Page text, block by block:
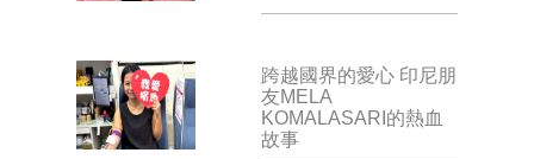
跨越國界的愛心 印尼朋
友MELA
KOMALASARI的熱血
故事